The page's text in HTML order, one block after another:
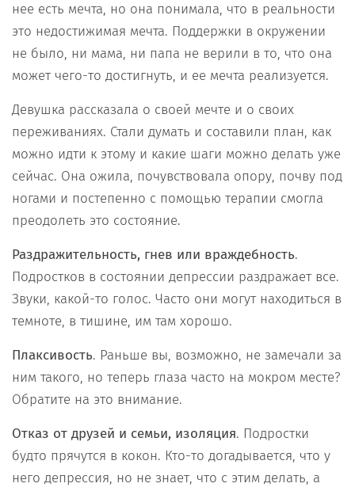
нее есть мечта, но она понимала, что в реальности
это недостижимая мечта. Поддержки в окружении
не было, ни мама, ни папа не верили в то, что она
может чего-то достигнуть, и ее мечта реализуется.
Девушка рассказала о своей мечте и о своих
переживаниях. Стали думать и составили план, как
можно идти к этому и какие шаги можно делать уже
сейчас. Она ожила, почувствовала опору, почву под
ногами и постепенно с помощью терапии смогла
преодолеть это состояние.
Раздражительность, гнев или враждебность.
Подростков в состоянии депрессии раздражает все.
Звуки, какой-то голос. Часто они могут находиться в
темноте, в тишине, им там хорошо.
Плаксивость. Раньше вы, возможно, не замечали за
ним такого, но теперь глаза часто на мокром месте?
Обратите на это внимание.
Отказ от друзей и семьи, изоляция. Подростки
будто прячутся в кокон. Кто-то догадывается, что у
него депрессия, но не знает, что с этим делать, а